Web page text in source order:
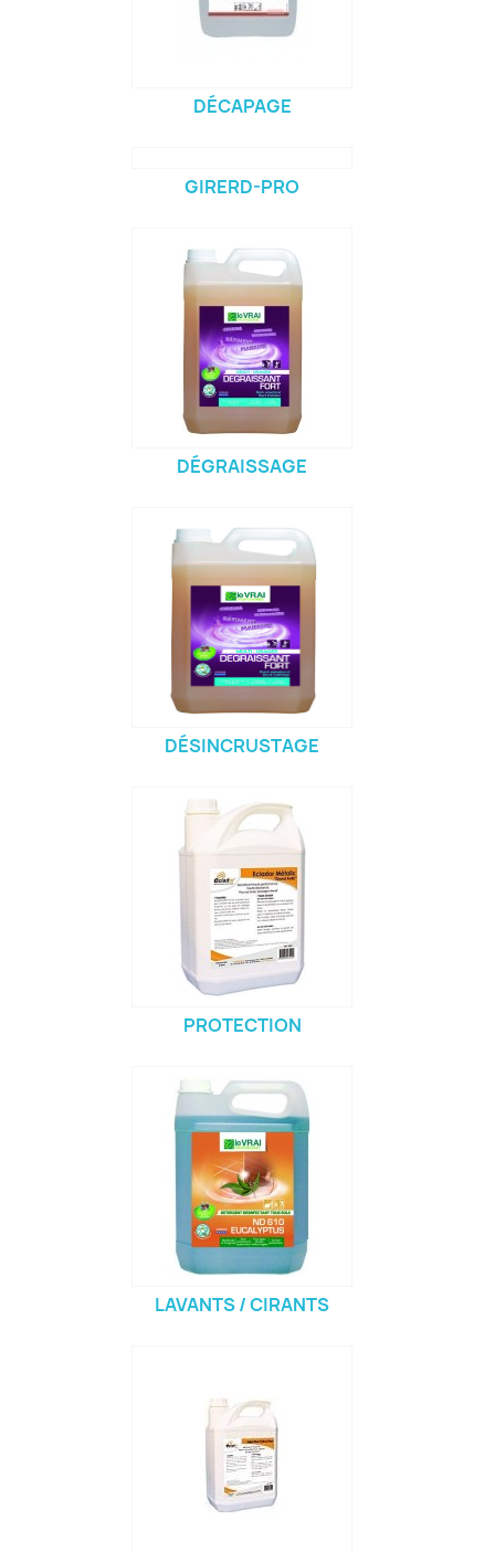
DÉCAPAGE
GIRERD-PRO
DÉGRAISSAGE
DÉSINCRUSTAGE
PROTECTION
LAVANTS / CIRANTS